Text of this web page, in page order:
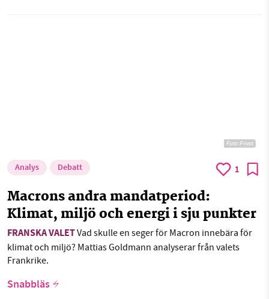
Foto:Privat
Analys Debatt 1
Macrons andra mandatperiod:
Klimat, miljö och energi i sju punkter
FRANSKA VALETVad skulle en seger för Macron innebära för
klimat och miljö? Mattias Goldmann analyserar från valets
Frankrike.
Snabbläs